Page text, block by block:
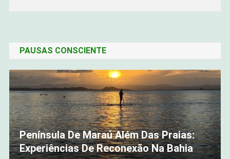
PAUSAS CONSCIENTE
Península De Maraú Além Das Praias:
Experiências De Reconexão Na Bahia